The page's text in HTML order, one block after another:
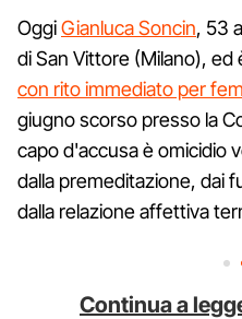
OggiGianluca Soncin, 53
di San Vittore (Milano),
con rito immediato per
giugno scorso presso la
capo d'accusa è omicidio
dalla premeditazione, dai
dalla relazione affettiva
Continua a